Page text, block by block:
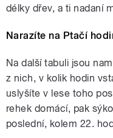
délky dřev, a ti nadaní
Narazíte na Ptačí
Na další tabuli jsou
z nich, v kolik hodin
uslyšíte v lese toho
rehek domácí, pak
poslední, kolem 22.